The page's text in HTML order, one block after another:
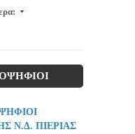
Ν.Δ. ΠΙΕΡΙΑΣ